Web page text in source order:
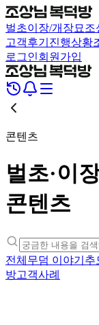
벌초이장/개장묘조
고객후기 진행상황
로그인회원가입
콘텐츠
벌초·이
콘텐츠
전체 무덤 이야기 추
방고객사례